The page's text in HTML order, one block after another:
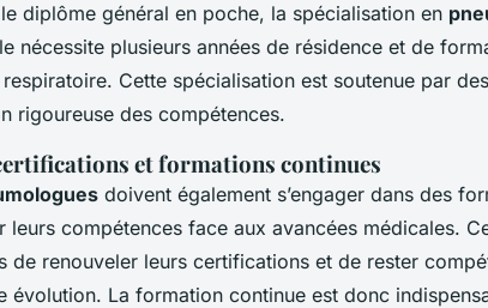
diplôme général en poche, la spécialisation en
nécessite plusieurs années de résidence et de
Cette spécialisation est soutenue par
rigoureuse des compétences.
et formations continues
doivent également s’engager dans des
leurs compétences face aux avancées médicales.
de renouveler leurs certifications et de rester
évolution. La formation continue est donc